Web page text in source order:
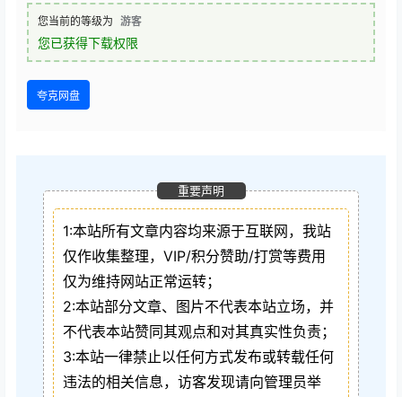
您当前的等级为 游客
您已获得下载权限
夸克网盘
重要声明
1:本站所有文章内容均来源于互联网，我站
仅作收集整理，VIP/积分赞助/打赏等费用
仅为维持网站正常运转；
2:本站部分文章、图片不代表本站立场，并
不代表本站赞同其观点和对其真实性负责；
3:本站一律禁止以任何方式发布或转载任何
违法的相关信息，访客发现请向管理员举